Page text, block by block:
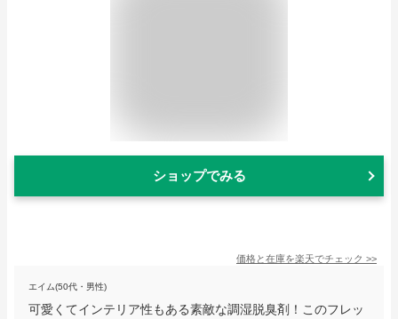
ショップでみる
価格と在庫を楽天でチェック >>
エイム(50代・男性)
可愛くてインテリア性もある素敵な調湿脱臭剤！このフレッ